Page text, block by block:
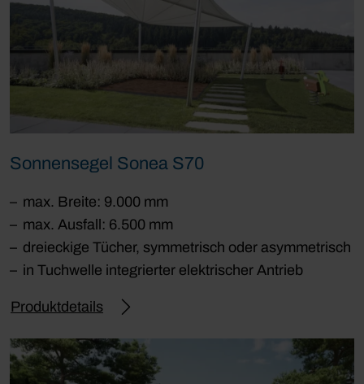
Sonnensegel Sonea S70
max. Breite: 9.000 mm
max. Ausfall: 6.500 mm
dreieckige Tücher, symmetrisch oder asymmetrisch
in Tuchwelle integrierter elektrischer Antrieb
Produktdetails